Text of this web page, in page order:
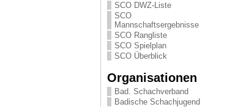
SCO DWZ-Liste
SCO
Mannschaftsergebnisse
SCO Rangliste
SCO Spielplan
SCO Überblick
Organisationen
Bad. Schachverband
Badische Schachjugend